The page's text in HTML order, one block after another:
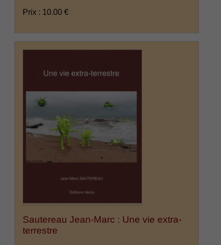
Prix : 10.00 €
Sautereau Jean-Marc : Une vie extra-
terrestre